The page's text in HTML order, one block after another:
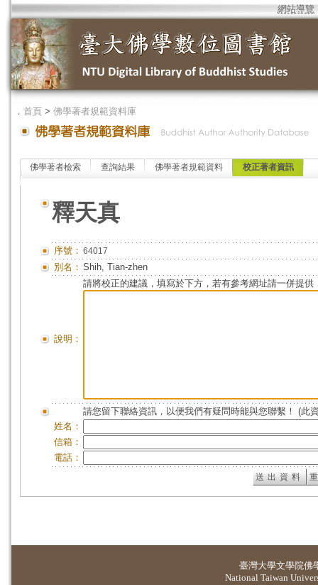
網站導覽
． 首頁 > 佛學著者規範資料庫
佛學著者檢索 查詢結果 佛學著者規範資料 校正著者資訊
釋天真
序號： 64017
別名： Shih, Tian-zhen
說明：
請將校正的建議，填寫於下方，若有參考網址請一併提供
請您留下聯絡資訊，以便我們有疑問時能與您聯繫！ (此
姓名：
信箱：
電話：
臺灣大學文學院佛
National Taiwan